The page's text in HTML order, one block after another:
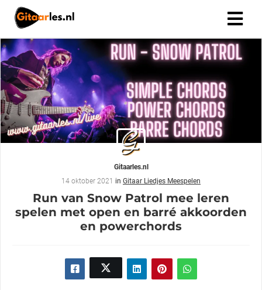
Gitaarles.nl
14 oktober 2021 in Gitaar Liedjes Meespelen
Run van Snow Patrol mee leren
spelen met open en barré akkoorden
en powerchords